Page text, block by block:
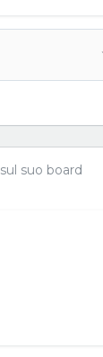
sul suo board